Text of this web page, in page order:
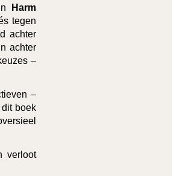
Harm
tegen
achter
achter
–
–
boek
verloot